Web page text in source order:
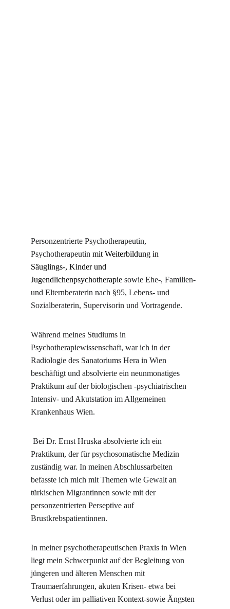
Personzentrierte Psychotherapeutin,
Psychotherapeutin mit Weiterbildung in
Säuglings-, Kinder und
Jugendlichenpsychotherapie sowie Ehe-, Familien-
und Elternberaterin nach §95, Lebens- und
Sozialberaterin, Supervisorin und Vortragende.
Während meines Studiums in
Psychotherapiewissenschaft, war ich in der
Radiologie des Sanatoriums Hera in Wien
beschäftigt und absolvierte ein neunmonatiges
Praktikum auf der biologischen -psychiatrischen
Intensiv- und Akutstation im Allgemeinen
Krankenhaus Wien.
Praktikum, der für psychosomatische Medizin
zuständig war. In meinen Abschlussarbeiten
befasste ich mich mit Themen wie Gewalt an
türkischen Migrantinnen sowie mit der
personzentrierten Perseptive auf
Brustkrebspatientinnen.
In meiner psychotherapeutischen Praxis in Wien
liegt mein Schwerpunkt auf der Begleitung von
jüngeren und älteren Menschen mit
Traumaerfahrungen, akuten Krisen- etwa bei
Verlust oder im palliativen Kontext-sowie Ängsten